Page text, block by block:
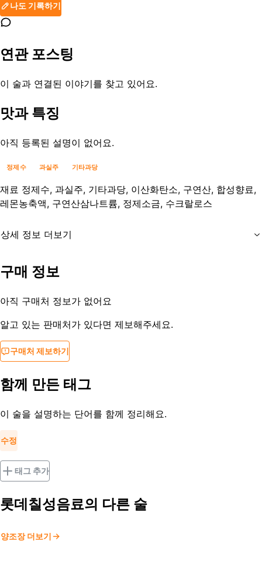
나도 기록하기
연관 포스팅
이 술과 연결된 이야기를 찾고 있어요.
맛과 특징
아직 등록된 설명이 없어요.
정제수 과실주 기타과당
재료 정제수, 과실주, 기타과당, 이산화탄소, 구연산, 합성향료,
레몬농축액, 구연산삼나트륨, 정제소금, 수크랄로스
상세 정보 더보기
등록일
구매 정보
아직 구매처 정보가 없어요
알고 있는 판매처가 있다면 제보해주세요.
구매처 제보하기
함께 만든 태그
이 술을 설명하는 단어를 함께 정리해요.
수정
태그 추가
롯데칠성음료의 다른 술
양조장 더보기